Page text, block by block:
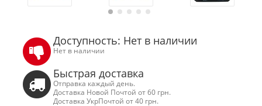
Доступность: Нет в наличии
Нет в наличии
Быстрая доставка
Отправка каждый день.
Доставка Новой Почтой от 60 грн.
Доставка УкрПочтой от 40 грн.